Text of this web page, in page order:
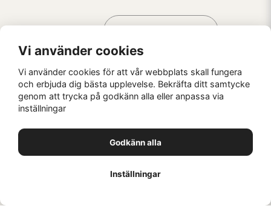
Kaffebrus AB, Förskeppsgatan 2, 271 55 Ystad
AV KREATÖRER
Vi använder cookies
Vi använder cookies för att vår webbplats skall fungera
och erbjuda dig bästa upplevelse. Bekräfta ditt samtycke
genom att trycka på godkänn alla eller anpassa via
inställningar
Godkänn alla
Inställningar